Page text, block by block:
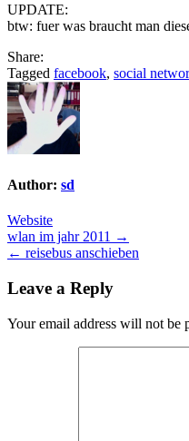
UPDATE:
btw: fuer was braucht man
Share:
Tagged facebook, social
Author: sd
Website
Post
navigation
wlan im jahr 2011 →
← reisebus anschieben
Leave a Reply
Your email address will not be